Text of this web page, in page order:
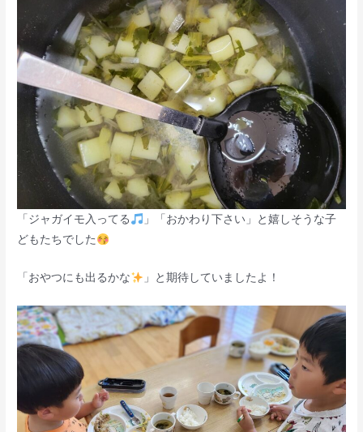
「ジャガイモ入ってる
」「おかわり下さい」と嬉しそうな子
どもたちでした
「おやつにも出るかな 」と期待していましたよ！